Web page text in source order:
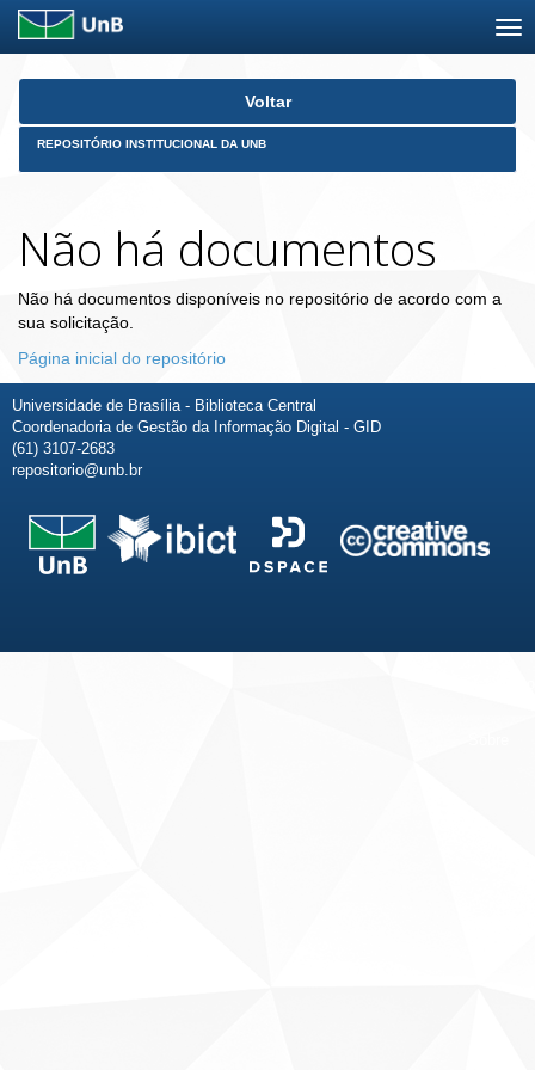
Skip
Voltar
REPOSITÓRIO INSTITUCIONAL DA UNB
Não há documentos
Não há documentos disponíveis no repositório de acordo com a
sua solicitação.
Página inicial do repositório
Universidade de Brasília - Biblioteca Central
Coordenadoria de Gestão da Informação Digital - GID
(61) 3107-2683
repositorio@unb.br